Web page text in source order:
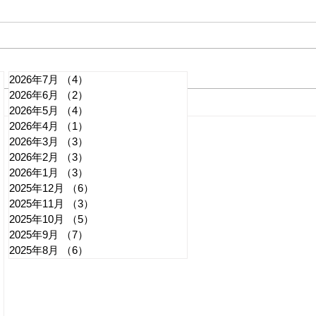
れいわ・山本太郎が代表辞
任 日本第一党・桜井誠と似
たような引退劇
2026年7月 （4）
2026年6月
（2）
2026年5月
（4）
2026年4月
（1）
2026年3月
（3）
2026年2月
（3）
2026年1月
（3）
2025年12月
（6）
2025年11月
（3）
2025年10月
（5）
2025年9月
（7）
2025年8月
（6）